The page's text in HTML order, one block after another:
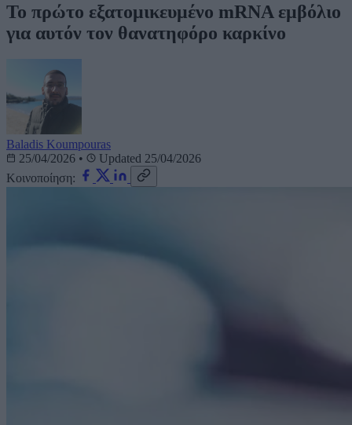
Το πρώτο εξατομικευμένο mRNA εμβόλιο
για αυτόν τον θανατηφόρο καρκίνο
Baladis Koumpouras
25/04/2026 •
Updated 25/04/2026
Κοινοποίηση: